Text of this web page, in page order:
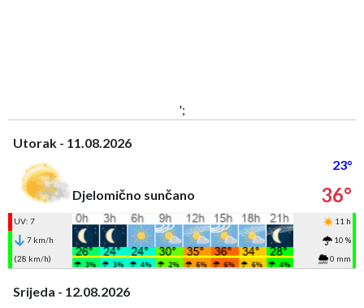
';
Utorak - 11.08.2026
23°
Djelomično sunčano
36°
UV: 7
11 h
7 km/h
10 %
(28 km/h)
0 mm
Srijeda - 12.08.2026